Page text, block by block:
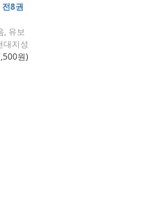
8권
, 유보
지성
원)